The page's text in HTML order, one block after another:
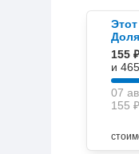
155
и
07
155 ₽